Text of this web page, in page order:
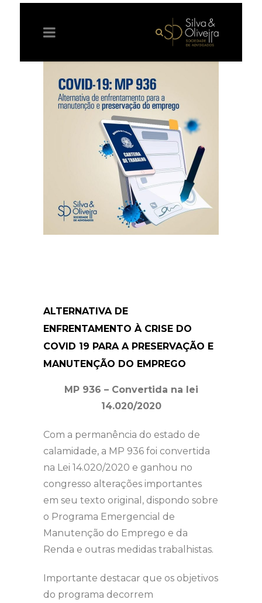
ALTERNATIVA DE
ENFRENTAMENTO À CRISE DO
COVID 19 PARA A PRESERVAÇÃO E
MANUTENÇÃO DO EMPREGO
MP 936 – Convertida na lei
14.020/2020
Com a permanência do estado de
calamidade, a MP 936 foi convertida
na Lei 14.020/2020 e ganhou no
congresso alterações importantes
em seu texto original, dispondo sobre
o Programa Emergencial de
Manutenção do Emprego e da
Renda e outras medidas trabalhistas.
Importante destacar que os objetivos
do programa decorrem